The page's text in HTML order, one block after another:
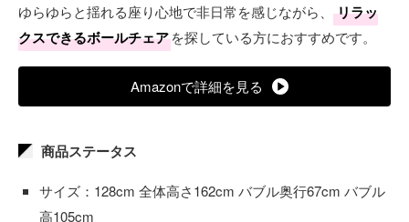
ゆらゆらと揺れる座り心地で非日常を感じながら、
リラッ
クスできるボールチェアを探している方におすすめです。
Amazonで詳細を見る
商品ステータス
サイズ：128cm 全体高さ162cm バブル奥行67cm バブル
高105cm